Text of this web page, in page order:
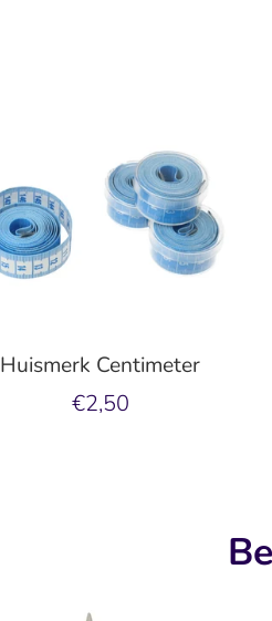
Huismerk Centimeter
€2,50